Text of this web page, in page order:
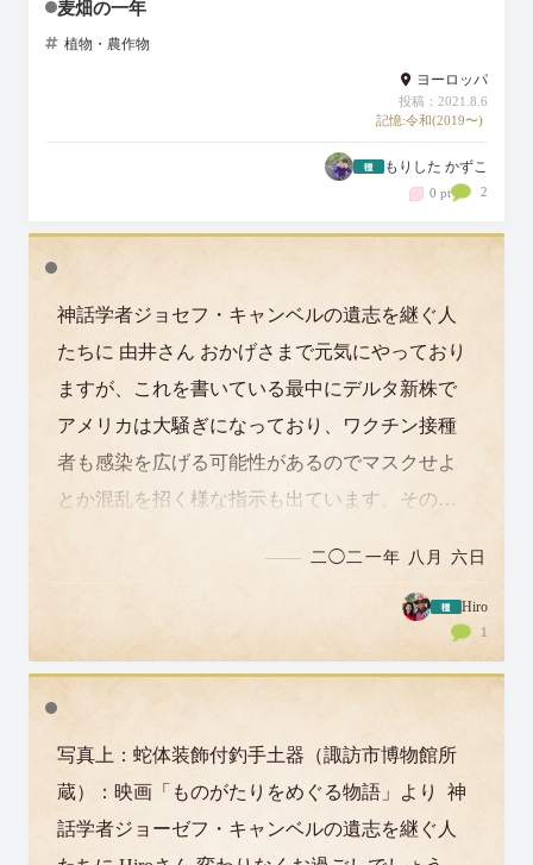
麦畑の一年
植物・農作物
ヨーロッパ
投稿：2021.8.6
記憶:令和(2019〜)
もりした かずこ
0 pt 2
神話学者ジョセフ・キャンベルの遺志を継ぐ人
たちに 由井さん おかげさまで元気にやっており
ますが、これを書いている最中にデルタ新株で
アメリカは大騒ぎになっており、ワクチン接種
者も感染を広げる可能性があるのでマスクせよ
とか混乱を招く様な指示も出ています。その中
二◯二一年 八月 六日
Hiro
1
写真上：蛇体装飾付釣手土器（諏訪市博物館所
蔵）：映画「ものがたりをめぐる物語」より 神
話学者ジョーゼフ・キャンベルの遺志を継ぐ人